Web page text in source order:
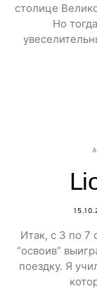
столице
Но
Итак, с 3 по 7
“освоив”
поездку. Я